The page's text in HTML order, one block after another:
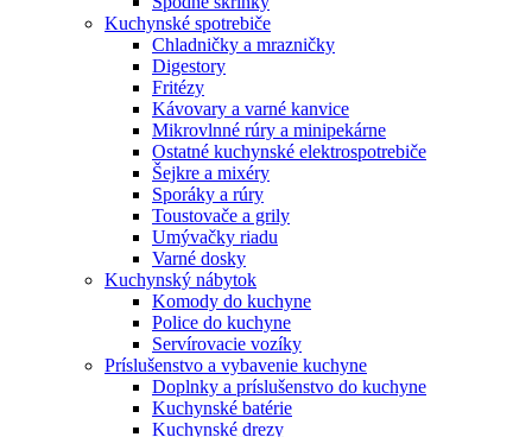
Kuchynské spotrebiče
Chladničky a mrazničky
Digestory
Fritézy
Kávovary a varné kanvice
Mikrovlnné rúry a minipekárne
Ostatné kuchynské elektrospotrebiče
Šejkre a mixéry
Sporáky a rúry
Toustovače a grily
Umývačky riadu
Varné dosky
Kuchynský nábytok
Komody do kuchyne
Police do kuchyne
Servírovacie vozíky
Príslušenstvo a vybavenie kuchyne
Doplnky a príslušenstvo do kuchyne
Kuchynské batérie
Kuchynské drezy